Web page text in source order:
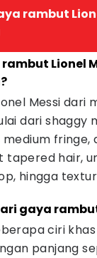
rambut
Lionel
Messi dari
dari shaggy
fringe,
tapered hair,
hingga
gaya
ciri
panjang